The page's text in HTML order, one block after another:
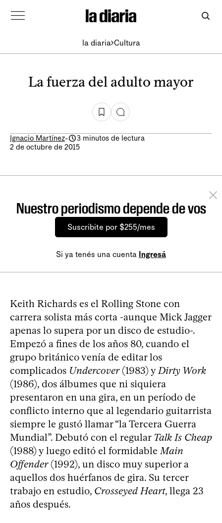
la diaria Cultura
La fuerza del adulto mayor
Ignacio Martínez-
3 minutos de lectura
2 de octubre de 2015
Nuestro periodismo depende de vos
Suscribite por $255/mes
Si ya tenés una cuenta Ingresá
Keith Richards es el Rolling Stone con
carrera solista más corta -aunque Mick Jagger
apenas lo supera por un disco de estudio-.
Empezó a fines de los años 80, cuando el
grupo británico venía de editar los
complicados Undercover(1983) yDirty Work
(1986), dos álbumes que ni siquiera
presentaron en una gira, en un período de
conflicto interno que al legendario guitarrista
siempre le gustó llamar “la Tercera Guerra
Mundial”. Debutó con el regular Talk Is Cheap
(1988) y luego editó el formidableMain
Offender(1992), un disco muy superior a
aquellos dos huérfanos de gira. Su tercer
trabajo en estudio, Crosseyed Heart, llega 23
años después.